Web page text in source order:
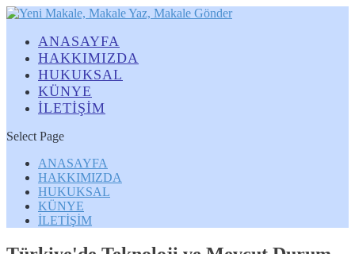
ANASAYFA
HAKKIMIZDA
HUKUKSAL
KÜNYE
İLETİŞİM
Select Page
ANASAYFA
HAKKIMIZDA
HUKUKSAL
KÜNYE
İLETİŞİM